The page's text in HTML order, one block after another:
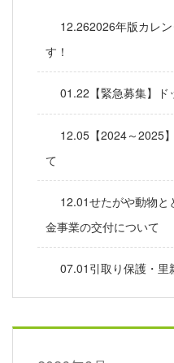
12.262026年版カレ
す！
01.22【緊急募集】ド
12.05【2024～2025
て
12.01せたがや動物と
金事業の交付について
07.01引取り保護・里